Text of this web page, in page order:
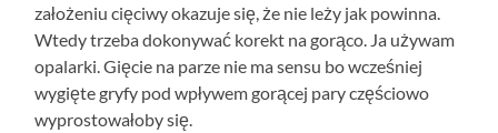
założeniu cięciwy okazuje się, że nie leży jak powinna.
Wtedy trzeba dokonywać korekt na gorąco. Ja używam
opalarki. Gięcie na parze nie ma sensu bo wcześniej
wygięte gryfy pod wpływem gorącej pary częściowo
wyprostowałoby się.